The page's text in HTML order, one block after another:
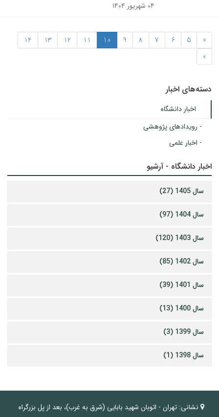
۰۴ شهریور ۱۴۰۴
«
5
6
7
8
9
10
11
12
13
14
»
دسته‌های اخبار
اخبار دانشگاه
- رویدادهای پژوهشی
- اخبار علمی
اخبار دانشگاه - آرشیو
سال 1405 (27)
سال 1404 (97)
سال 1403 (120)
سال 1402 (85)
سال 1401 (39)
سال 1400 (13)
سال 1399 (3)
سال 1398 (1)
نشانی: تهران - اتوبان شهید بابایی (شرق به غرب)، بعد از پل بزرگراه